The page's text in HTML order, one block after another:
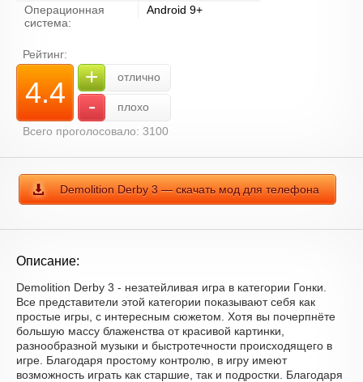
Операционная
система:
Android 9+
Рейтинг:
4.4 + отлично
-
плохо
Всего проголосовало: 3100
Demolition Derby 3 — скачать мод для телефона
Описание:
Demolition Derby 3 - незатейливая игра в категории Гонки.
Все представители этой категории показывают себя как
простые игры, с интересным сюжетом. Хотя вы почерпнёте
большую массу блаженства от красивой картинки,
разнообразной музыки и быстротечности происходящего в
игре. Благодаря простому контролю, в игру имеют
возможность играть как старшие, так и подростки. Благодаря